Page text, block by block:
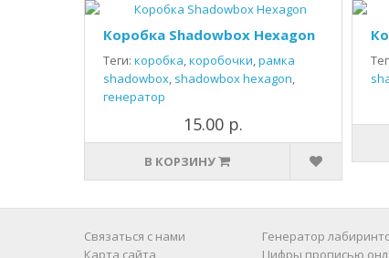
Коробка Shadowbox Hexagon
Теги: коробка,коробочки,рамка
shadowbox, shadowbox hexagon,
генератор
15.00 р.
В КОРЗИНУ
Связаться с нами
Карта сайта
Генератор
Цифры прописью